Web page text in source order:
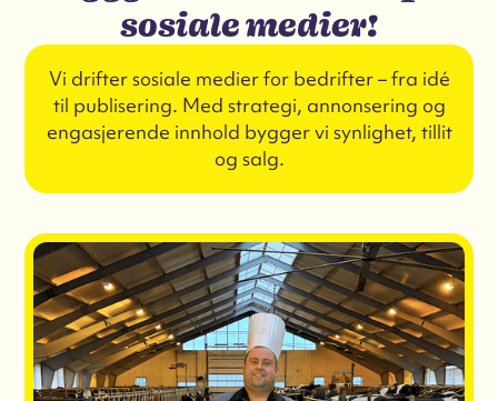
sosiale medier!
Vi drifter sosiale medier for bedrifter – fra idé
til publisering. Med strategi, annonsering og
engasjerende innhold bygger vi synlighet, tillit
og salg.